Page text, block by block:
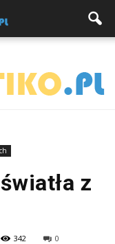
z
342 0